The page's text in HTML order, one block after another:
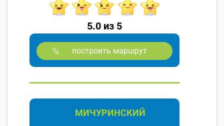
5.0 из 5
построить маршрут
МИЧУРИНСКИЙ